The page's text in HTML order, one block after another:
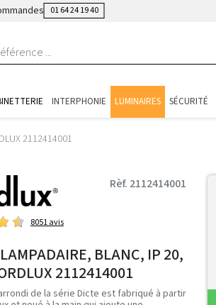
01 64 24 19 40
INTERPHONIE LUMINAIRES SÉCURITÉ
2112414001
Rèf. 2112414001
8051 avis
BLANC, IP 20,
2112414001
de la série Dicte est fabriqué à partir